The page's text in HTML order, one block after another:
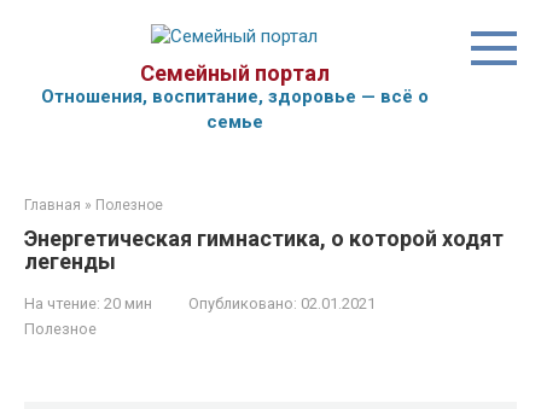
Семейный портал
Отношения, воспитание, здоровье — всё о
семье
Главная » Полезное
Энергетическая гимнастика, о которой ходят
легенды
На чтение: 20 мин Опубликовано: 02.01.2021
Полезное